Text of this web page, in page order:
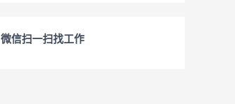
微信扫一扫找工作